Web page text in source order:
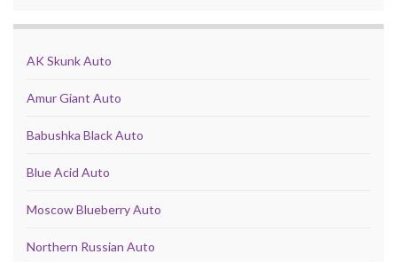
AK Skunk Auto
Amur Giant Auto
Babushka Black Auto
Blue Acid Auto
Moscow Blueberry Auto
Northern Russian Auto